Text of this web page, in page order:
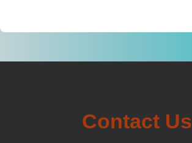
Contact Us